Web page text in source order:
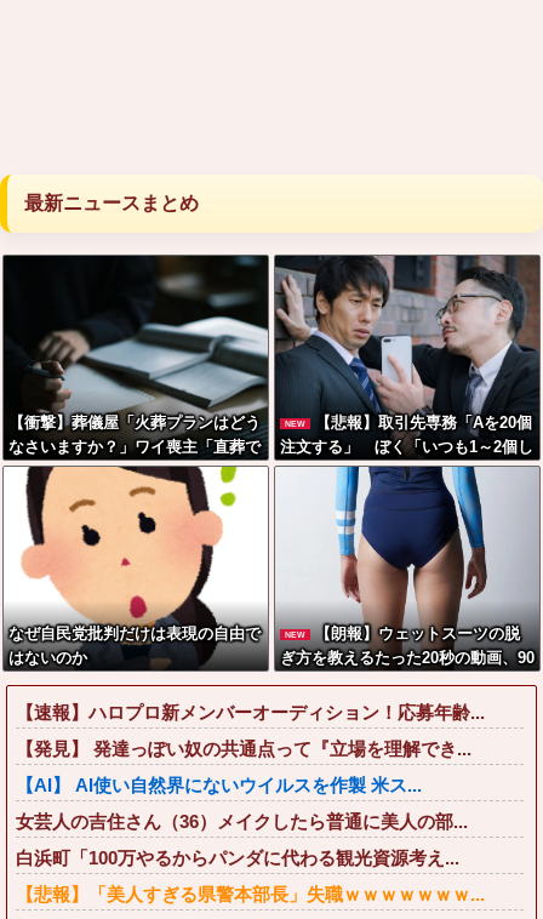
最新ニュースまとめ
【衝撃】葬儀屋「火葬プランはどう
なさいますか？」ワイ喪主「直葬で
(即答)」→結果ァw w w w w w w w
w w
NEW
【悲報】取引先専務「Aを20個
注文する」 ぼく「いつも1～2個し
か使わないけど本当に20であって
る？」 取専「あってる」→結果
『こう』なったんだがコレワイが悪
いんか？？？？？？？？
なぜ自民党批判だけは表現の自由で
はないのか
NEW
【朗報】ウェットスーツの脱
ぎ方を教えるたった20秒の動画、90
0万回以上再生される
【速報】ハロプロ新メンバーオーディション！応募年齢...
【発見】 発達っぽい奴の共通点って『立場を理解でき...
【AI】 AI使い自然界にないウイルスを作製 米ス...
女芸人の吉住さん（36）メイクしたら普通に美人の部...
白浜町「100万やるからパンダに代わる観光資源考え...
【悲報】「美人すぎる県警本部長」失職ｗｗｗｗｗｗｗ...